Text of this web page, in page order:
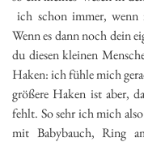
ich schon immer,
Wenn es dann noch dein
du diesen kleinen
Haken: ich fühle mich
größere Haken ist aber,
fehlt. So sehr ich mich
mit Babybauch, Ring